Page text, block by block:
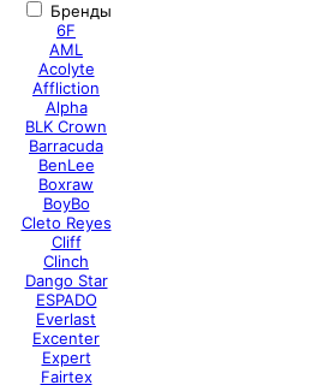
Бренды
6F
AML
Acolyte
Affliction
Alpha
BLK Crown
Barracuda
BenLee
Boxraw
BoyBo
Cleto Reyes
Cliff
Clinch
Dango Star
ESPADO
Everlast
Excenter
Expert
Fairtex